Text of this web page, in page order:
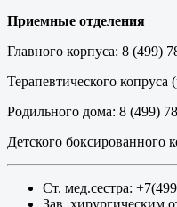
Приемные отделения
Главного корпуса: 8 (499)
Терапевтического копруса
Родильного дома: 8 (499)
Детского боксированного
Ст. мед.сестра:
Зав. хирургическим